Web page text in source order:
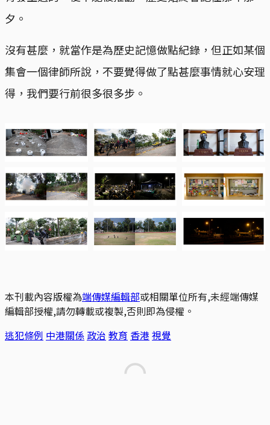
夕。
沒有甚麼，就當作是為歷史記憶做點紀錄，但正如某個
集會一個律師所說，不要覺得做了點甚麼事情就心安理
得，我們要行前很多很多步。
本刊載內容版權為端傳媒編輯部或相關單位所有,未經端傳媒
編輯部授權,請勿轉載或複製,否則即為侵權。
逃犯條例 中港關係 政治 教育 香港 視覺